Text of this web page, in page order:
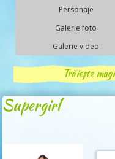
Personaje
Galerie foto
Galerie video
Trăiește
Supergirl